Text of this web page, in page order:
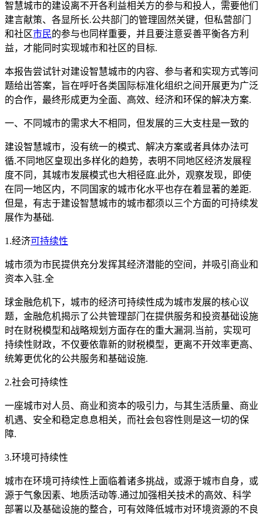
智慧城市的建设离不开各利益相关方的参与和投人，需要他们
建言献策、各显所长.公共部门的管理固然关键，但私营部门
和社区市民的参与也同样重要，并且要注意妥善平衡各方利
益，才能同时实现城市和社区的目标.
本报告尝试针对建设智慧城市的内容、参与者和实现方式等问
题给出答案，旨在呼吁各类国际标准化组织之间开展更为广泛
的合作，最终形成更为全面、高效、经济和环保的解决方案.
一、不同城市的需求大不相同，但发展的三大支柱是一致的
建设智慧城市，没有统一的模式、解决方案或者具体办法可
循.不同地区皇现出多样化的趋势，表明不同地区经济发展程
度不同，其城市发展模式也大相径庭.此外，观察发现，即使
在同一地区内，不同国家的城市化水平也存在着显著的差距.
但是，有志于建设智慧城市的城市都须以三个方面的可持续发
展作为基础.
1.经济可持续性
城市须为市民提供充分发挥其经济潜能的空间，并吸引商业和
资本入驻.全
球金融危机下，城市的经济可持续性成为城市发展的核心议
题，金融危机揭示了公共管理部门在提供服务和投资基础设施
时在财税模型和战略规划方面存在的重大漏洞.当前，实现可
持续性财政，不仅要依靠新的财税模型，更离不开效率更高、
统筹更优化的公共服务和基础设施.
2.社会可持续性
一座城市对人员、商业和资本的吸引力，与其生活质量、商业
机遇、安全和稳定息息相关，而社会包容性则是这一切的保
障.
3.环境可持续性
城市在环境可持续性上面临着诸多挑战，或源于城市自身，或
源于气象因素、地质活动等.通过加强相关技术的高效、科学
部署以及基础设施的整合，可有效降低城市对环境资源的不良